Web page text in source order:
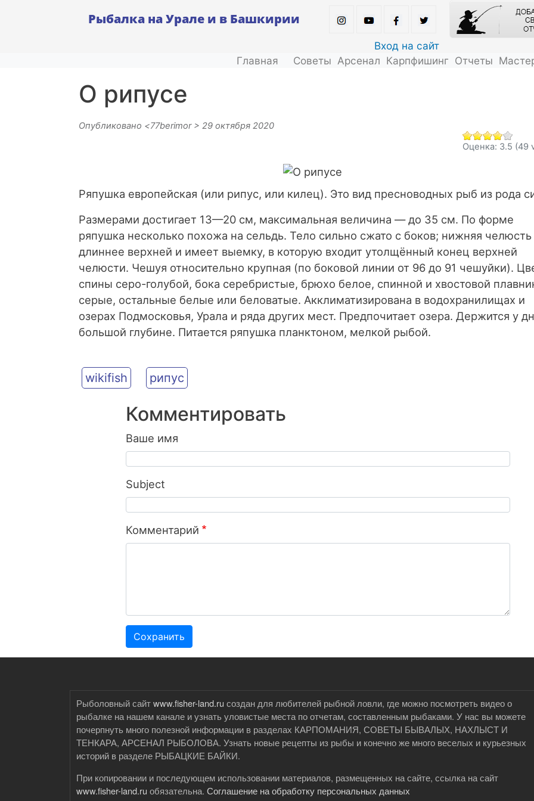
основному
содержанию
Рыбалка на Урале и в Башкирии
Вход на сайт
Главная
Советы Арсенал Карпфишинг Отчеты
О рипусе
Опубликовано <77berimor> 29 октября 2020
Оценка: 3.5 (49
Ряпушка европейская (или рипус, или килец). Это вид пресноводных рыб из рода
Размерами достигает 13—20 см, максимальная величина — до 35 см. По форме
ряпушка несколько похожа на сельдь. Тело сильно сжато с боков; нижняя челюсть
длиннее верхней и имеет выемку, в которую входит утолщённый конец верхней
челюсти. Чешуя относительно крупная (по боковой линии от 96 до 91 чешуйки).
спины серо-голубой, бока серебристые, брюхо белое, спинной и хвостовой
серые, остальные белые или беловатые. Акклиматизирована в водохранилищах и
озерах Подмосковья, Урала и ряда других мест. Предпочитает озера. Держится у
большой глубине. Питается ряпушка планктоном, мелкой рыбой.
wikifish рипус
Комментировать
Ваше имя
Subject
Комментарий
Сохранить
Рыболовный сайтwww.fisher-land.ru создан для любителей рыбной ловли, где можно посмотреть видео о
рыбалке на нашем канале и узнать уловистые места по отчетам, составленным рыбаками. У нас вы можете
почерпнуть много полезной информации в разделах КАРПОМАНИЯ, СОВЕТЫ БЫВАЛЫХ, НАХЛЫСТ И
ТЕНКАРА, АРСЕНАЛ РЫБОЛОВА. Узнать новые рецепты из рыбы и конечно же много веселых и курьезных
историй в разделе РЫБАЦКИЕ БАЙКИ.
При копировании и последующем использовании материалов, размещенных на сайте, ссылка на сайт
www.fisher-land.ru обязательна. Соглашение на обработку персональных данных